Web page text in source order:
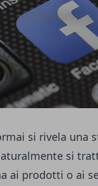
si rivela una
si
ai prodotti o ai